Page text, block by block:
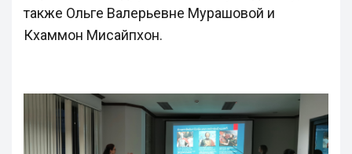
также Ольге Валерьевне Мурашовой и
Кхаммон Мисайпхон.